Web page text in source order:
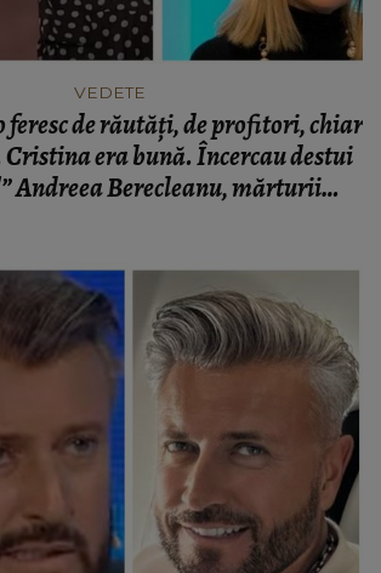
VEDETE
feresc de răutăți, de profitori, chiar
era bună. Încercau destui
Andreea Berecleanu, mărturii